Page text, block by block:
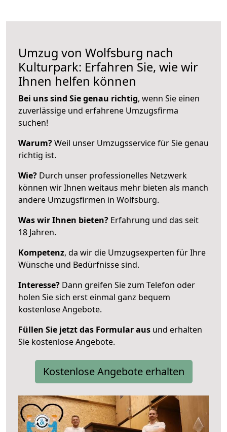
Umzug von Wolfsburg nach
Kulturpark: Erfahren Sie, wie wir
Ihnen helfen können
Bei uns sind Sie genau richtig, wenn Sie einen
zuverlässige und erfahrene Umzugsfirma
suchen!
Warum?Weil unser Umzugsservice für Sie genau
richtig ist.
Wie? Durch unser professionelles Netzwerk
können wir Ihnen weitaus mehr bieten als manch
andere Umzugsfirmen in Wolfsburg.
Was wir Ihnen bieten? Erfahrung und das seit
18 Jahren.
Kompetenz, da wir die Umzugsexperten für Ihre
Wünsche und Bedürfnisse sind.
Interesse? Dann greifen Sie zum Telefon oder
holen Sie sich erst einmal ganz bequem
kostenlose Angebote.
Füllen Sie jetzt das Formular aus und erhalten
Sie kostenlose Angebote.
Kostenlose Angebote erhalten